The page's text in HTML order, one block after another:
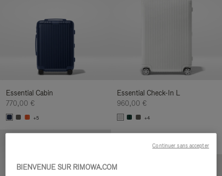
Essential Cabin
770,00 €
+5
Essential Check-In L
960,00 €
+4
BIENVENUE SUR RIMOWA.COM
Continuer sans accepter